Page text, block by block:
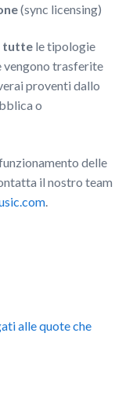
(sync licensing)
tutte le tipologie
vengono trasferite
proventi dallo
o
delle
il nostro team
alle quote che